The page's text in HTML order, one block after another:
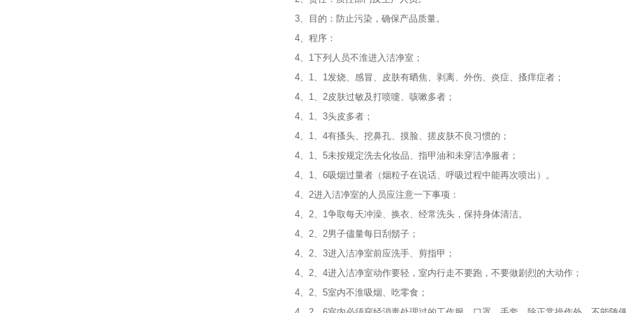
3、目的：防止污染，确保产品质量。
4、程序：
4、1下列人员不淮进入洁净室；
4、1、1发烧、感冒、皮肤有晒焦、剥离、外伤、炎症、搔痒症者；
4、1、2皮肤过敏及打喷嚏、咳嗽多者；
4、1、3头皮多者；
4、1、4有搔头、挖鼻孔、摸脸、搓皮肤不良习惯的；
4、1、5未按规定洗去化妆品、指甲油和未穿洁净服者；
4、1、6吸烟过量者（烟粒子在说话、呼吸过程中能再次喷出）。
4、2进入洁净室的人员应注意一下事项：
4、2、1争取每天冲澡、换衣、经常洗头，保持身体清洁。
4、2、2男子儘量每日刮鬍子；
4、2、3进入洁净室前应洗手、剪指甲；
4、2、4进入洁净室动作要轻，室内行走不要跑，不要做剧烈的大动作；
4、2、5室内不淮吸烟、吃零食；